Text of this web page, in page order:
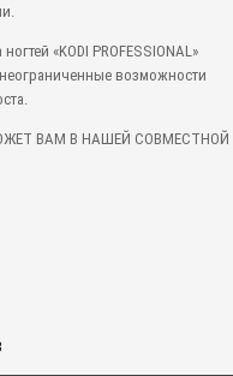
«KODI PROFESSIONAL»
возможности
ВАМ В НАШЕЙ СОВМЕСТНОЙ